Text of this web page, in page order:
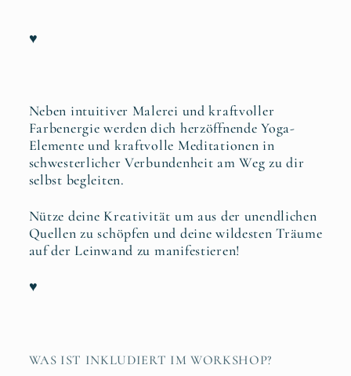
♥
Neben intuitiver Malerei und kraftvoller
Farbenergie werden dich herzöffnende Yoga-
Elemente und kraftvolle Meditationen in
schwesterlicher Verbundenheit am Weg zu dir
selbst begleiten.
Nütze deine Kreativität um aus der unendlichen
Quellen zu schöpfen und deine wildesten Träume
auf der Leinwand zu manifestieren!
♥
WAS IST INKLUDIERT IM WORKSHOP?